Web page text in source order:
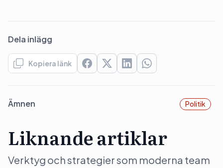
Dela inlägg
Kopiera länk
Ämnen Politik
Liknande artiklar
Verktyg och strategier som moderna team